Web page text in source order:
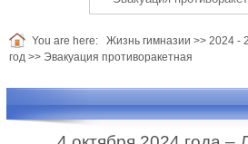
You are here: Жизнь гимназии >> 2024 -
год >> Эвакуация противоракетная